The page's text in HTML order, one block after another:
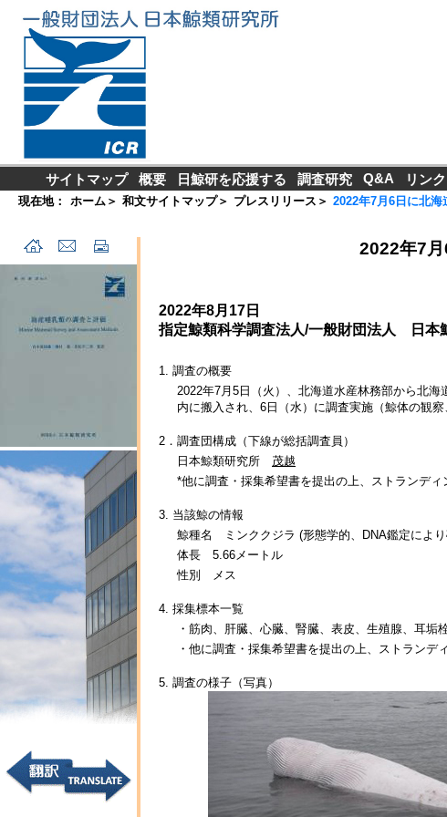
サイトマップ 概要 日鯨研を応援する 調査研究 Q&A リンク
現在地： ホーム ＞ 和文サイトマップ＞ プレスリリース ＞ 2022年7月6日に北海
2022年7月
2022年8月17日
指定鯨類科学調査法人/一般財団法人 日本
1. 調査の概要
2022年7月5日（火）、北海道水産林務部から北
内に搬入され、6日（水）に調査実施（鯨体の観
2．調査団構成（下線が総括調査員）
日本鯨類研究所 茂越
*他に調査・採集希望書を提出の上、ストランディ
3. 当該鯨の情報
鯨種名 ミンククジラ (形態学的、DNA鑑定によ
体長 5.66メートル
性別 メス
4. 採集標本一覧
・筋肉、肝臓、心臓、腎臓、表皮、生殖腺、耳垢
・他に調査・採集希望書を提出の上、ストランデ
5. 調査の様子（写真）